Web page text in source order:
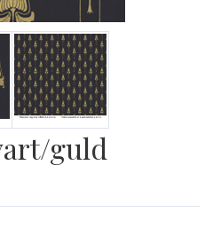
guld